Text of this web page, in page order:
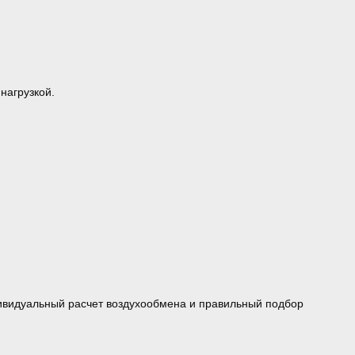
расчет воздухообмена и правильный подбор